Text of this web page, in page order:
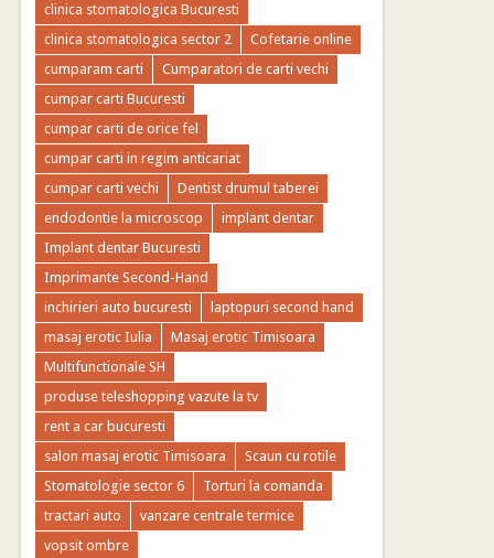
clinica stomatologica Bucuresti
clinica stomatologica sector 2
Cofetarie online
cumparam carti
Cumparatori de carti vechi
cumpar carti Bucuresti
cumpar carti de orice fel
cumpar carti in regim anticariat
cumpar carti vechi
Dentist drumul taberei
endodontie la microscop
implant dentar
Implant dentar Bucuresti
Imprimante Second-Hand
inchirieri auto bucuresti
laptopuri second hand
masaj erotic Iulia
Masaj erotic Timisoara
Multifunctionale SH
produse teleshopping vazute la tv
rent a car bucuresti
salon masaj erotic Timisoara
Scaun cu rotile
Stomatologie sector 6
Torturi la comanda
tractari auto
vanzare centrale termice
vopsit ombre